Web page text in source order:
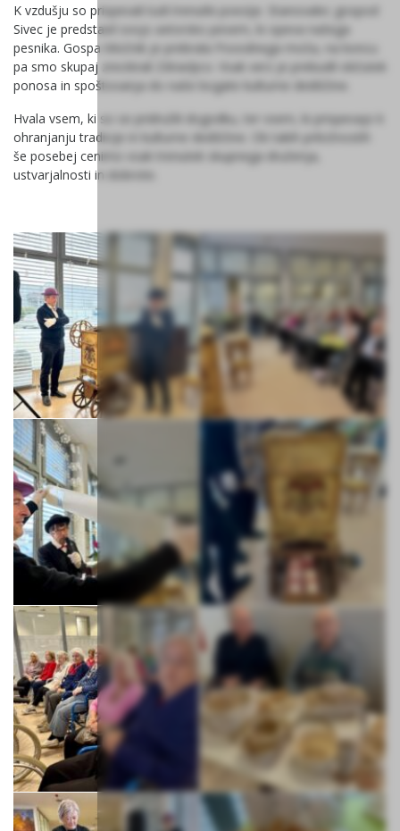
K vzdušju so prispevali tudi trenutki poezije. Stanovalec gospod
Sivec je predstavil svojo avtorsko pesem, ki opeva našega
pesnika. Gospa Močnik je prebrala Povodnega moža, na koncu
pa smo skupaj zrecitirali Zdravljico. Vsak verz je prebudil občutek
ponosa in spoštovanja do naše bogate kulturne dediščine.
Hvala vsem, ki so se pridružili dogodku, ter vsem, ki prispevajo k
ohranjanju tradicije in kulturne dediščine. Ob takih priložnostih
še posebej cenimo vsak trenutek skupnega druženja,
ustvarjalnosti in dobrote.